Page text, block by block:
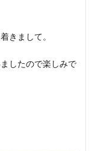
きまして。
したので楽しみで